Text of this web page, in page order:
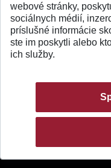
webové stránky,
sociálnych médií,
príslušné informácie
ste im poskytli alebo
ich služby.